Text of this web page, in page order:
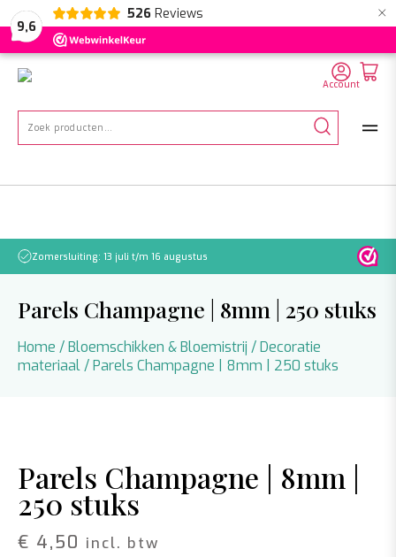
9,6
526 Reviews ×
NL EN DE
Zoeken
Account
Zomersluiting: 13 juli t/m 16 augustus Let
Parels Champagne | 8mm | 250 stuks
Home /Bloemschikken & Bloemistrij /Decoratie
materiaal/ Parels Champagne | 8mm | 250 stuks
Parels Champagne | 8mm |
250 stuks
€ 4,50 incl. btw